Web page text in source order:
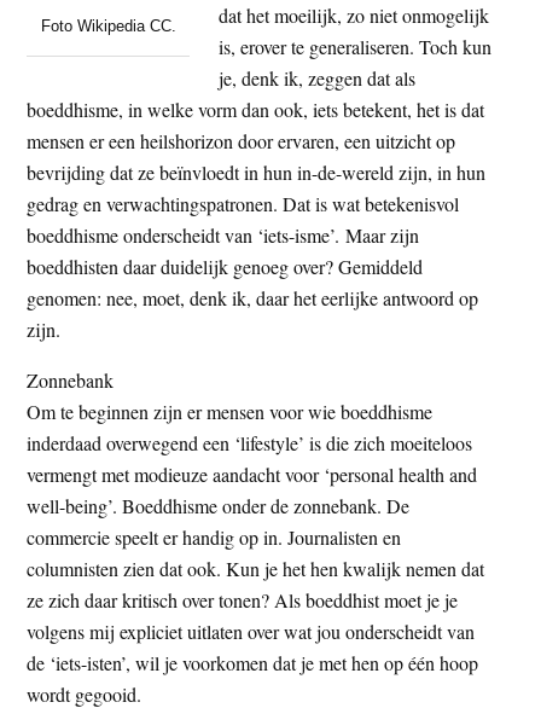
Foto Wikipedia CC.
dat het moeilijk, zo niet onmogelijk
is, erover te generaliseren. Toch kun
je, denk ik, zeggen dat als
boeddhisme, in welke vorm dan ook, iets betekent, het is dat
mensen er een heilshorizon door ervaren, een uitzicht op
bevrijding dat ze beïnvloedt in hun in-de-wereld zijn, in hun
gedrag en verwachtingspatronen. Dat is wat betekenisvol
boeddhisme onderscheidt van ‘iets-isme’. Maar zijn
boeddhisten daar duidelijk genoeg over? Gemiddeld
genomen: nee, moet, denk ik, daar het eerlijke antwoord op
zijn.
Zonnebank
Om te beginnen zijn er mensen voor wie boeddhisme
inderdaad overwegend een ‘lifestyle’ is die zich moeiteloos
vermengt met modieuze aandacht voor ‘personal health and
well-being’. Boeddhisme onder de zonnebank. De
commercie speelt er handig op in. Journalisten en
columnisten zien dat ook. Kun je het hen kwalijk nemen dat
ze zich daar kritisch over tonen? Als boeddhist moet je je
volgens mij expliciet uitlaten over wat jou onderscheidt van
de ‘iets-isten’, wil je voorkomen dat je met hen op één hoop
wordt gegooid.